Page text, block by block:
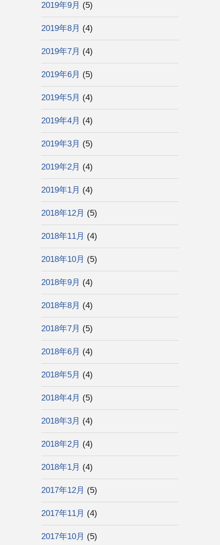
2019年9月 (5)
2019年8月 (4)
2019年7月 (4)
2019年6月 (5)
2019年5月 (4)
2019年4月 (4)
2019年3月 (5)
2019年2月 (4)
2019年1月 (4)
2018年12月 (5)
2018年11月 (4)
2018年10月 (5)
2018年9月 (4)
2018年8月 (4)
2018年7月 (5)
2018年6月 (4)
2018年5月 (4)
2018年4月 (5)
2018年3月 (4)
2018年2月 (4)
2018年1月 (4)
2017年12月 (5)
2017年11月 (4)
2017年10月 (5)